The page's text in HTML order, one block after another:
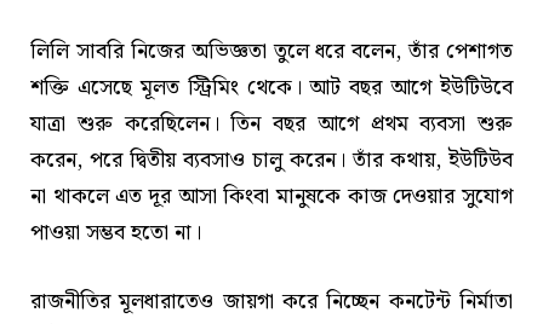
লিলি সাবরি নিজের অভিজ্ঞতা তুলে ধরে বলেন, তাঁর পেশাগত
শক্তি এসেছে মূলত স্ট্রিমিং থেকে। আট বছর আগে ইউটিউবে
যাত্রা শুরু করেছিলেন। তিন বছর আগে প্রথম ব্যবসা শুরু
করেন, পরে দ্বিতীয় ব্যবসাও চালু করেন। তাঁর কথায়, ইউটিউব
না থাকলে এত দূর আসা কিংবা মানুষকে কাজ দেওয়ার সুযোগ
পাওয়া সম্ভব হতো না।
রাজনীতির মূলধারাতেও জায়গা করে নিচ্ছেন কনটেন্ট নির্মাতা